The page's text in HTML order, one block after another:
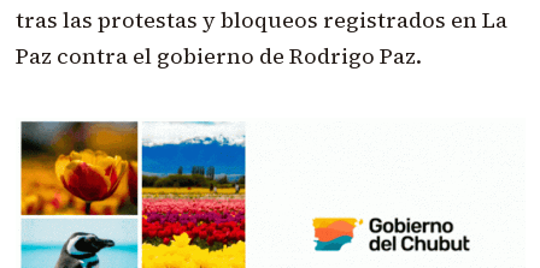
tras las protestas y bloqueos registrados en La
Paz contra el gobierno de Rodrigo Paz.